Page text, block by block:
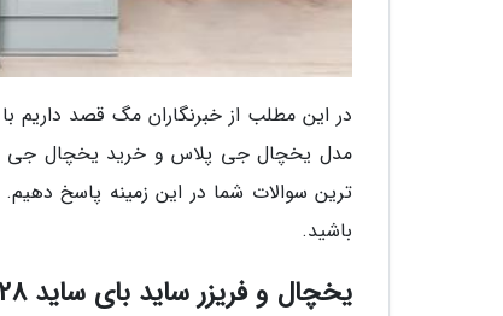
در این مطلب از خبرنگاران مگ قصد
مدل یخچال جی پلاس و خرید یخچال جی
ترین سوالات شما در این زمینه پاسخ دهیم.
باشید.
یخچال و فریزر ساید بای ساید 28 فوت جی پلاس مدل GSS-P7435BG